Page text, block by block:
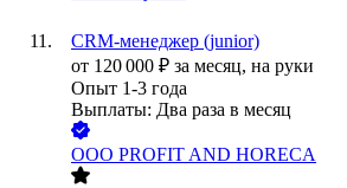
CRM-менеджер (junior)
от 120 000 ₽ за месяц, на руки
Опыт 1-3 года
Выплаты: Два раза в месяц
ООО PROFIT AND HORECA